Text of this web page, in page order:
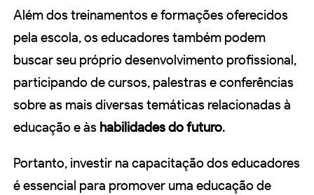
Além dos treinamentos e formações oferecidos
pela escola, os educadores também podem
buscar seu próprio desenvolvimento profissional,
participando de cursos, palestras e conferências
sobre as mais diversas temáticas relacionadas à
educação e às habilidades do futuro.
Portanto, investir na capacitação dos educadores
é essencial para promover uma educação de